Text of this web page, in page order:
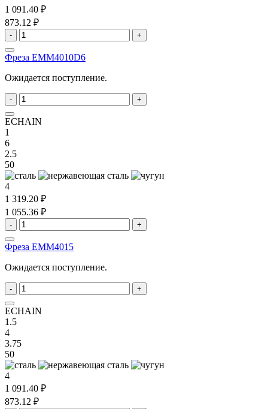
1 091.40 ₽
873.12 ₽
- +
Фреза EMM4010D6
Ожидается поступление.
- +
ECHAIN
1
6
2.5
50
4
1 319.20 ₽
1 055.36 ₽
- +
Фреза EMM4015
Ожидается поступление.
- +
ECHAIN
1.5
4
3.75
50
4
1 091.40 ₽
873.12 ₽